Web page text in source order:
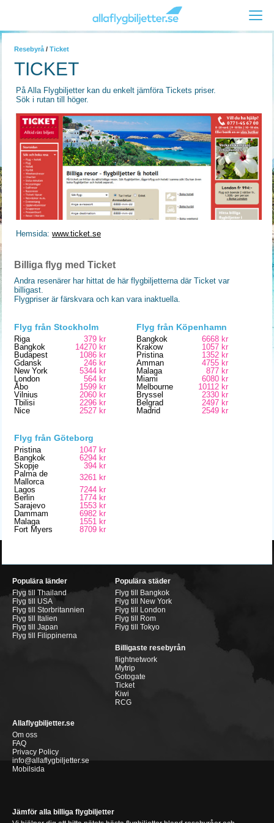
Resebyrå / Ticket
TICKET
På Alla Flygbiljetter kan du enkelt jämföra Tickets priser.
Sök i rutan till höger.
Hemsida: www.ticket.se
Billiga flyg med Ticket
Andra resenärer har hittat de här flygbiljetterna där Ticket var
billigast.
Flygpriser är färskvara och kan vara inaktuella.
Flyg från Stockholm
Riga
379 kr
Bangkok
14270 kr
Budapest
1086 kr
Gdansk
246 kr
New York
5344 kr
London
564 kr
Åbo
1599 kr
Vilnius
2060 kr
Tbilisi
2296 kr
Nice
2527 kr
Flyg från Köpenhamn
Bangkok
6668 kr
Krakow
1057 kr
Pristina
1352 kr
Amman
4755 kr
Malaga
877 kr
Miami
6080 kr
Melbourne
10112 kr
Bryssel
2330 kr
Belgrad
2497 kr
Madrid
2549 kr
Flyg från Göteborg
Pristina
1047 kr
Bangkok
6294 kr
Skopje
394 kr
Palma de
Mallorca
3261 kr
Lagos
7244 kr
Berlin
1774 kr
Sarajevo
1553 kr
Dammam
6982 kr
Malaga
1551 kr
Fort Myers
8709 kr
Populära länder
Flyg till Thailand
Flyg till USA
Flyg till Storbritannien
Flyg till Italien
Flyg till Japan
Flyg till Filippinerna
Populära städer
Flyg till Bangkok
Flyg till New York
Flyg till London
Flyg till Rom
Flyg till Tokyo
Billigaste resebyrån
flightnetwork
Mytrip
Gotogate
Ticket
Kiwi
RCG
Allaflygbiljetter.se
Om oss
FAQ
Privacy Policy
info@allaflygbiljetter.se
Mobilsida
Jämför alla billiga flygbiljetter